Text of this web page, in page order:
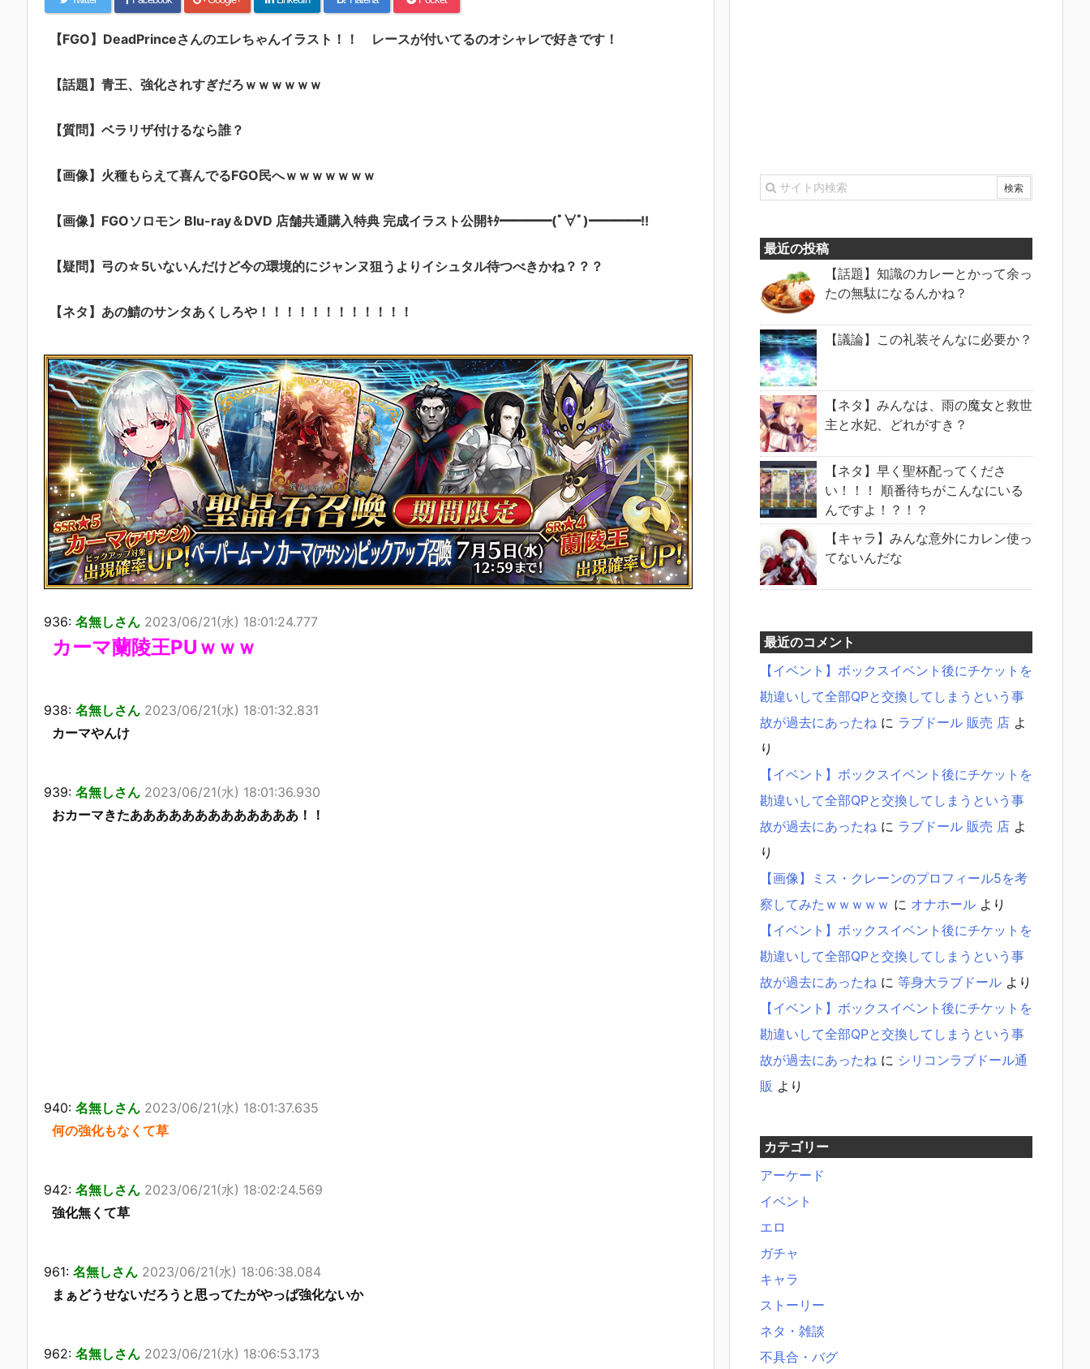
【FGO】DeadPrinceさんのエレちゃんイラスト！！ レースが付いてるのオシャレで好きです！
【話題】青王、強化されすぎだろｗｗｗｗｗｗ
【質問】ベラリザ付けるなら誰？
【画像】火種もらえて喜んでるFGO民へｗｗｗｗｗｗｗ
【画像】FGOソロモン Blu-ray＆DVD 店舗共通購入特典 完成イラスト公開ｷﾀ━━━━(ﾟ∀ﾟ)━━━━!!
【疑問】弓の☆5いないんだけど今の環境的にジャンヌ狙うよりイシュタル待つべきかね？？？
【ネタ】あの鯖のサンタあくしろや！！！！！！！！！！！！
936: 名無しさん 2023/06/21(水) 18:01:24.777
カーマ蘭陵王PUｗｗｗ
938: 名無しさん 2023/06/21(水) 18:01:32.831
カーマやんけ
939: 名無しさん 2023/06/21(水) 18:01:36.930
おカーマきたあああああああああああああ！！
940: 名無しさん 2023/06/21(水) 18:01:37.635
何の強化もなくて草
942: 名無しさん 2023/06/21(水) 18:02:24.569
強化無くて草
961: 名無しさん 2023/06/21(水) 18:06:38.084
まぁどうせないだろうと思ってたがやっぱ強化ないか
962: 名無しさん 2023/06/21(水) 18:06:53.173
最近の投稿
【話題】知識のカレーとかって余っ
たの無駄になるんかね？
【議論】この礼装そんなに必要か？
【ネタ】みんなは、雨の魔女と救世
主と水妃、どれがすき？
【ネタ】早く聖杯配ってくださ
い！！！ 順番待ちがこんなにいる
んですよ！？！？
【キャラ】みんな意外にカレン使っ
てないんだな
最近のコメント
【イベント】ボックスイベント後にチケットを
勘違いして全部QPと交換してしまうという事
故が過去にあったね に ラブドール 販売 店 よ
り
【イベント】ボックスイベント後にチケットを
勘違いして全部QPと交換してしまうという事
故が過去にあったね に ラブドール 販売 店 よ
り
【画像】ミス・クレーンのプロフィール5を考
察してみたｗｗｗｗｗ に オナホール より
【イベント】ボックスイベント後にチケットを
勘違いして全部QPと交換してしまうという事
故が過去にあったね に 等身大ラブドール より
【イベント】ボックスイベント後にチケットを
勘違いして全部QPと交換してしまうという事
故が過去にあったね に シリコンラブドール通
販 より
カテゴリー
アーケード
イベント
エロ
ガチャ
キャラ
ストーリー
ネタ・雑談
不具合・バグ